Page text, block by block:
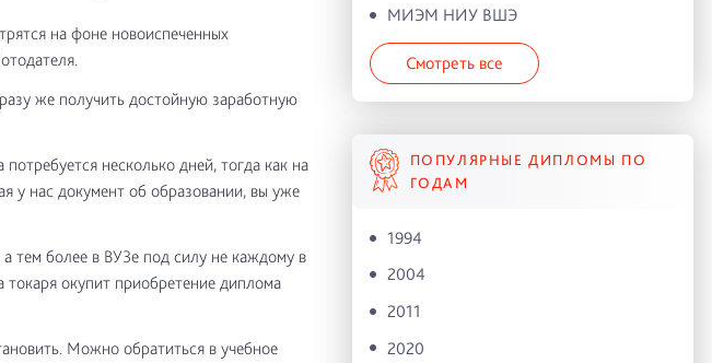
на фоне новоиспеченных
же получить достойную заработную
несколько дней, тогда как на
у нас документ об образовании, вы уже
тем более в ВУЗе под силу не каждому в
окупит приобретение диплома
Можно обратиться в учебное
МИЭМ НИУ ВШЭ
Смотреть все
ПОПУЛЯРНЫЕ ДИПЛОМЫ ПО
ГОДАМ
1994
2004
2011
2020